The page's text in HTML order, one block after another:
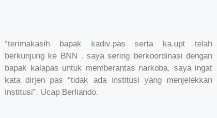
“terimakasih bapak kadiv.pas serta ka.upt telah
berkunjung ke BNN , saya sering berkoordinasi dengan
bapak kalapas untuk memberantas narkoba, saya ingat
kata dirjen pas “tidak ada institusi yang menjelekkan
institusi”. Ucap Berliando.